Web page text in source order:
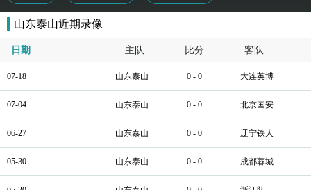
山东泰山近期录像
日期 主队 比分 客队
07-18 山东泰山 0 - 0 大连英博
07-04 山东泰山 0 - 0 北京国安
06-27 山东泰山 0 - 0 辽宁铁人
05-30 山东泰山 0 - 0 成都蓉城